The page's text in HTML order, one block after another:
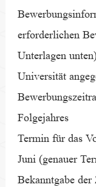
erforderlichen
Unterlagen
Universität
Folgejahres
Termin für das
Juni (genauer
Bekanntgabe der